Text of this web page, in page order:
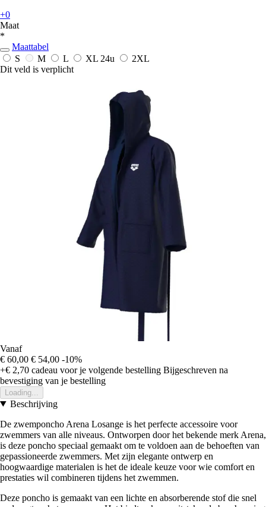
+0
Maat
*
Maattabel
S
M L XL 24u
2XL
Dit veld is verplicht
Vanaf
€ 60,00 € 54,00 -10%
+€ 2,70 cadeau voor je volgende bestelling Bijgeschreven na
bevestiging van je bestelling
Loading...
Beschrijving
De zwemponcho Arena Losange is het perfecte accessoire voor
zwemmers van alle niveaus. Ontworpen door het bekende merk Arena,
is deze poncho speciaal gemaakt om te voldoen aan de behoeften van
gepassioneerde zwemmers. Met zijn elegante ontwerp en
hoogwaardige materialen is het de ideale keuze voor wie comfort en
prestaties wil combineren tijdens het zwemmen.
Deze poncho is gemaakt van een lichte en absorberende stof die snel